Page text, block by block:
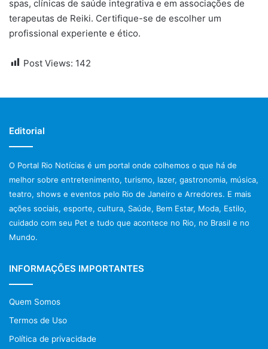
spas, clínicas de saúde integrativa e em associações de
terapeutas de Reiki. Certifique-se de escolher um
profissional experiente e ético.
Post Views: 142
Editorial
O Portal Rio Notícias é um portal onde colhemos o que há de
melhor sobre entretenimento, turismo, lazer, gastronomia, música,
teatro, shows e eventos pelo Rio de Janeiro e Arredores. E mais
ações sociais, esporte, cultura, Saúde, Bem Estar, Moda, Estilo,
cuidado com seu Pet e tudo que acontece no Rio, no Brasil e no
Mundo.
INFORMAÇÕES IMPORTANTES
Quem Somos
Termos de Uso
Política de privacidade